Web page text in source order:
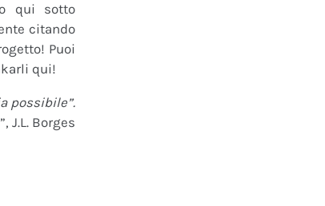
qui sotto
citando
Puoi
qui!
possibile”.
J.L. Borges